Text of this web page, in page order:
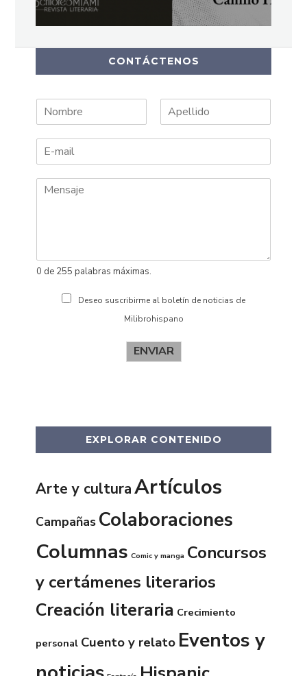
CONTÁCTENOS
o
b
p
l
0 de 255 palabras máximas.
Deseo suscribirme al boletín de noticias de
Milibrohispano
ENVIAR
EXPLORAR CONTENIDO
Arte y culturaArtículos
Campañas Colaboraciones
Columnas Comic y manga Concursos
y certámenes literarios
Creación literaria Crecimiento
personal Cuento y relato Eventos y